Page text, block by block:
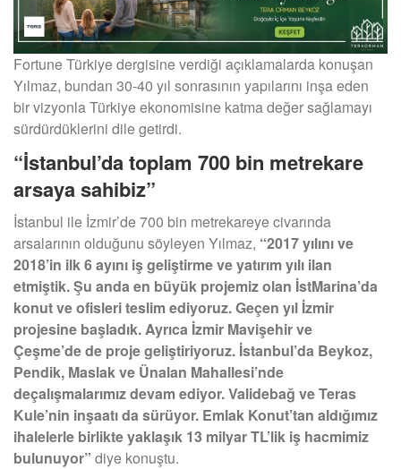
Fortune Türkiye dergisine verdiği açıklamalarda konuşan
Yılmaz, bundan 30-40 yıl sonrasının yapılarını inşa eden
bir vizyonla Türkiye ekonomisine katma değer sağlamayı
sürdürdüklerini dile getirdi.
“İstanbul’da toplam 700 bin metrekare
arsaya sahibiz”
İstanbul ile İzmir’de 700 bin metrekareye civarında
arsalarının olduğunu söyleyen Yılmaz, “2017 yılını ve
2018’in ilk 6 ayını iş geliştirme ve yatırım yılı ilan
etmiştik. Şu anda en büyük projemiz olan İstMarina’da
konut ve ofisleri teslim ediyoruz. Geçen yıl İzmir
projesine başladık. Ayrıca İzmir Mavişehir ve
Çeşme’de de proje geliştiriyoruz. İstanbul’da Beykoz,
Pendik, Maslak ve Ünalan Mahallesi’nde
deçalışmalarımız devam ediyor. Validebağ ve Teras
Kule’nin inşaatı da sürüyor. Emlak Konut’tan aldığımız
ihalelerle birlikte yaklaşık 13 milyar TL’lik iş hacmimiz
bulunuyor” diye konuştu.